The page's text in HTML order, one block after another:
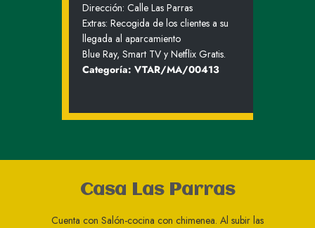
Dirección: ​Calle Las Parras
Extras: ​​Recogida de los clientes a su
llegada al aparcamiento
Blue Ray, Smart TV y Netflix Gratis.
Categoría: VTAR/MA/00413
Casa Las Parras
Cuenta con Salón-cocina con chimenea. Al subir las